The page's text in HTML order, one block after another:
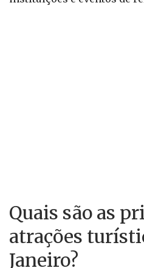
Quais são as
atrações
Janeiro?